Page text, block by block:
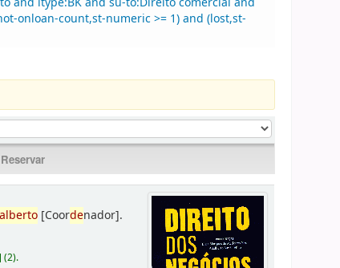
onloan-count,st-numeric >= 1) and (lost,st-
[Coordenador].
(2).